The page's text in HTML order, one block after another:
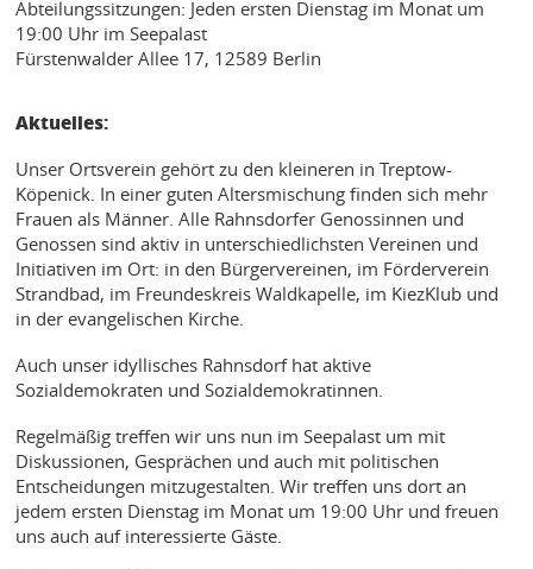
Abteilungssitzungen: Jeden ersten Dienstag im Monat um
19:00 Uhr im Seepalast
Fürstenwalder Allee 17, 12589 Berlin
Aktuelles:
Unser Ortsverein gehört zu den kleineren in Treptow-
Köpenick. In einer guten Altersmischung finden sich mehr
Frauen als Männer. Alle Rahnsdorfer Genossinnen und
Genossen sind aktiv in unterschiedlichsten Vereinen und
Initiativen im Ort: in den Bürgervereinen, im Förderverein
Strandbad, im Freundeskreis Waldkapelle, im KiezKlub und
in der evangelischen Kirche.
Auch unser idyllisches Rahnsdorf hat aktive
Sozialdemokraten und Sozialdemokratinnen.
Regelmäßig treffen wir uns nun im Seepalast um mit
Diskussionen, Gesprächen und auch mit politischen
Entscheidungen mitzugestalten. Wir treffen uns dort an
jedem ersten Dienstag im Monat um 19:00 Uhr und freuen
uns auch auf interessierte Gäste.